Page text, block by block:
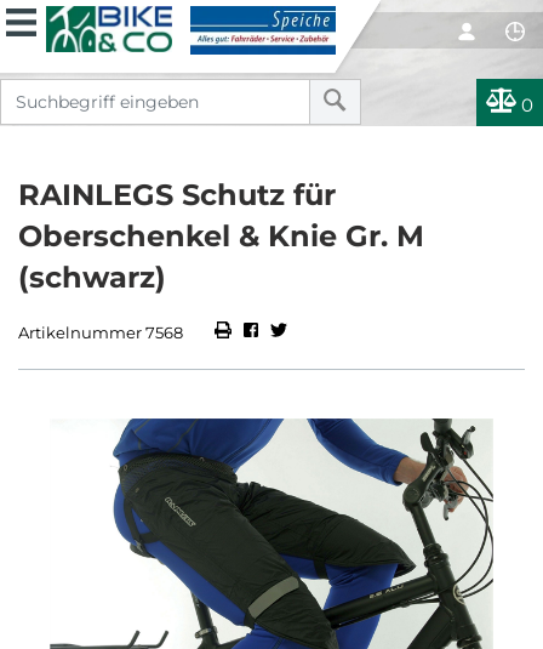
0
RAINLEGS Schutz für
Oberschenkel & Knie Gr. M
(schwarz)
Artikelnummer 7568